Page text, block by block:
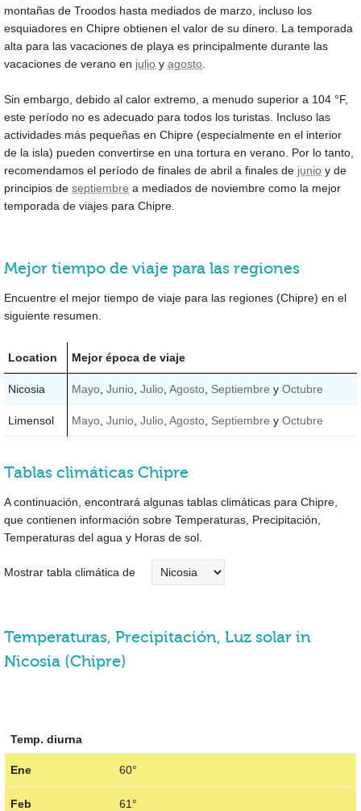
montañas de Troodos hasta mediados de marzo, incluso los
esquiadores en Chipre obtienen el valor de su dinero. La temporada
alta para las vacaciones de playa es principalmente durante las
vacaciones de verano en julio y agosto
Sin embargo, debido al calor extremo, a menudo superior a 104 °F,
este período no es adecuado para todos los turistas. Incluso las
actividades más pequeñas en Chipre (especialmente en el interior
de la isla) pueden convertirse en una tortura en verano. Por lo tanto,
recomendamos el período de finales de abril a finales de junio y de
principios de septiembre a mediados de noviembre como la mejor
temporada de viajes para Chipre.
Mejor tiempo de viaje para las regiones
Encuentre el mejor tiempo de viaje para las regiones (Chipre) en el
siguiente resumen.
Location Mejor época de viaje
Nicosia Mayo Junio Julio Agosto Septiembre y Octubre
Limensol Mayo Junio Julio Agosto Septiembre y Octubre
Tablas climáticas Chipre
A continuación, encontrará algunas tablas climáticas para Chipre,
que contienen información sobre Temperaturas, Precipitación,
Temperaturas del agua y Horas de sol.
Mostrar tabla climática de
Temperaturas, Precipitación, Luz solar in
Nicosia (Chipre)
Temp. diurna
Ene 60°
Feb 61°